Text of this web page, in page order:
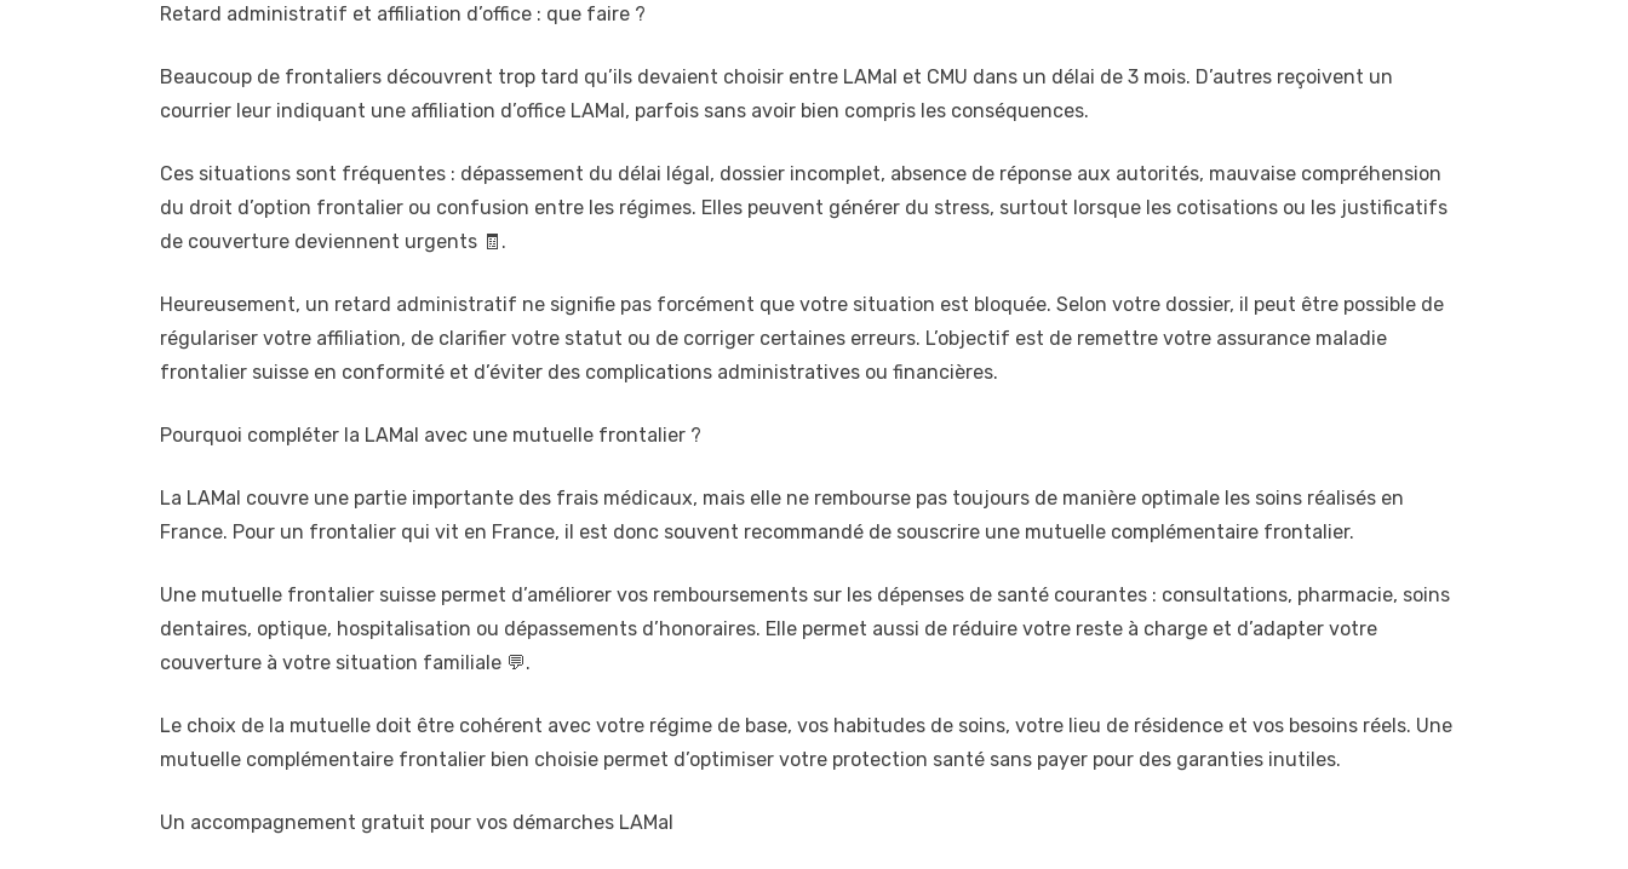
Retard administratif et affiliation d’office : que faire ?
Beaucoup de frontaliers découvrent trop tard qu’ils devaient choisir entre LAMal et CMU dans un délai de 3 mois. D’autres reçoivent un
courrier leur indiquant une affiliation d’office LAMal, parfois sans avoir bien compris les conséquences.
Ces situations sont fréquentes : dépassement du délai légal, dossier incomplet, absence de réponse aux autorités, mauvaise compréhension
du droit d’option frontalier ou confusion entre les régimes. Elles peuvent générer du stress, surtout lorsque les cotisations ou les justificatifs
de couverture deviennent urgents 🧾.
Heureusement, un retard administratif ne signifie pas forcément que votre situation est bloquée. Selon votre dossier, il peut être possible de
régulariser votre affiliation, de clarifier votre statut ou de corriger certaines erreurs. L’objectif est de remettre votre assurance maladie
frontalier suisse en conformité et d’éviter des complications administratives ou financières.
Pourquoi compléter la LAMal avec une mutuelle frontalier ?
La LAMal couvre une partie importante des frais médicaux, mais elle ne rembourse pas toujours de manière optimale les soins réalisés en
France. Pour un frontalier qui vit en France, il est donc souvent recommandé de souscrire une mutuelle complémentaire frontalier.
Une mutuelle frontalier suisse permet d’améliorer vos remboursements sur les dépenses de santé courantes : consultations, pharmacie, soins
dentaires, optique, hospitalisation ou dépassements d’honoraires. Elle permet aussi de réduire votre reste à charge et d’adapter votre
couverture à votre situation familiale 💬.
Le choix de la mutuelle doit être cohérent avec votre régime de base, vos habitudes de soins, votre lieu de résidence et vos besoins réels. Une
mutuelle complémentaire frontalier bien choisie permet d’optimiser votre protection santé sans payer pour des garanties inutiles.
Un accompagnement gratuit pour vos démarches LAMal